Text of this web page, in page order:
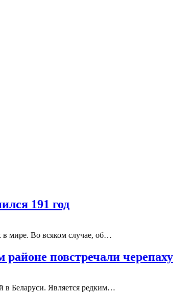
191 год
мире. Во всяком случае, об…
повстречали черепаху
в Беларуси. Является редким…